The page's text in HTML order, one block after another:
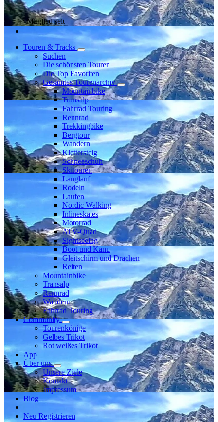
Mitglied seit
Touren & Tracks
Suchen
Die schönsten Touren
Die Top Favoriten
Gesamtes Tourenarchiv
Mountainbike
Transalp
Fahrrad Touring
Rennrad
Trekkingbike
Bergtour
Wandern
Klettersteig
Schneeschuh
Skitouren
Langlauf
Rodeln
Laufen
Nordic Walking
Inlineskates
Motorrad
ATV-Quad
Sightseeing
Boot und Kanu
Gleitschirm und Drachen
Reiten
Mountainbike
Transalp
Rennrad
Wandern
Fahrrad Touring
Community
Tourenkönige
Gelbes Trikot
Rot weißes Trikot
App
Über uns
Unsere Ziele
Kontakt
Impressum
Blog
Neu Registrieren